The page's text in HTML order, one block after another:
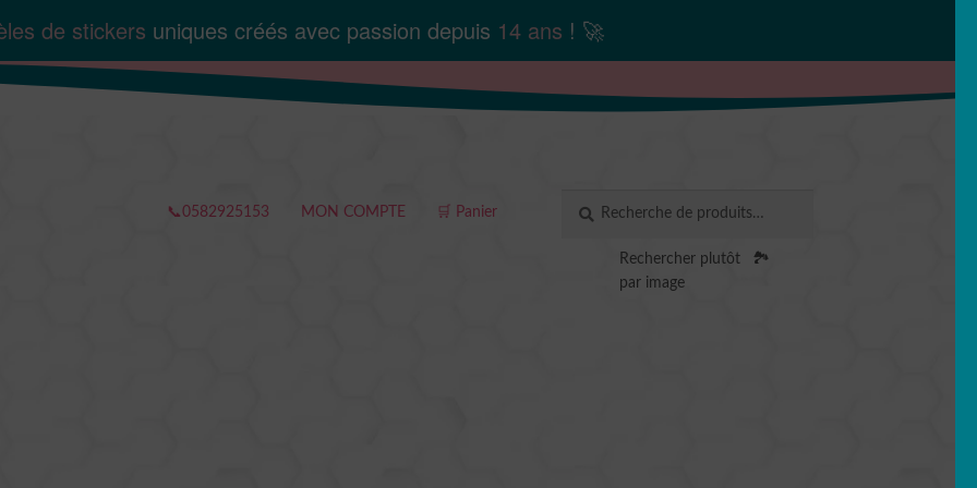
de stickers uniques créés avec passion depuis 14 ans ! 🚀
📞0582925153 MON COMPTE 🛒 Panier
pour :
RECHERCHE
Rechercher plutôt
par image
🏞️